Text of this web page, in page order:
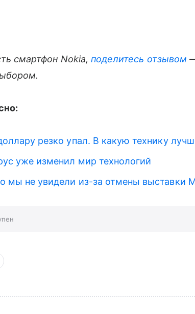
смартфон Nokia, поделитесь отзывом
резко упал. В какую технику
уже изменил мир технологий
мы не увидели из-за отмены выставки